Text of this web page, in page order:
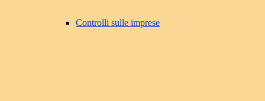
Controlli sulle imprese